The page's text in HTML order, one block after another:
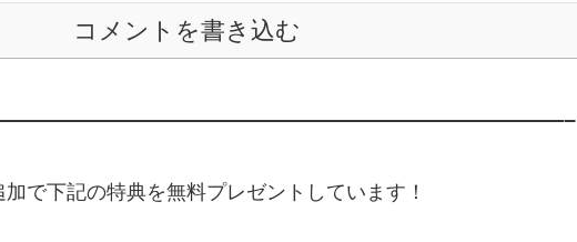
コメントを書き込む
で下記の特典を無料プレゼントしています！